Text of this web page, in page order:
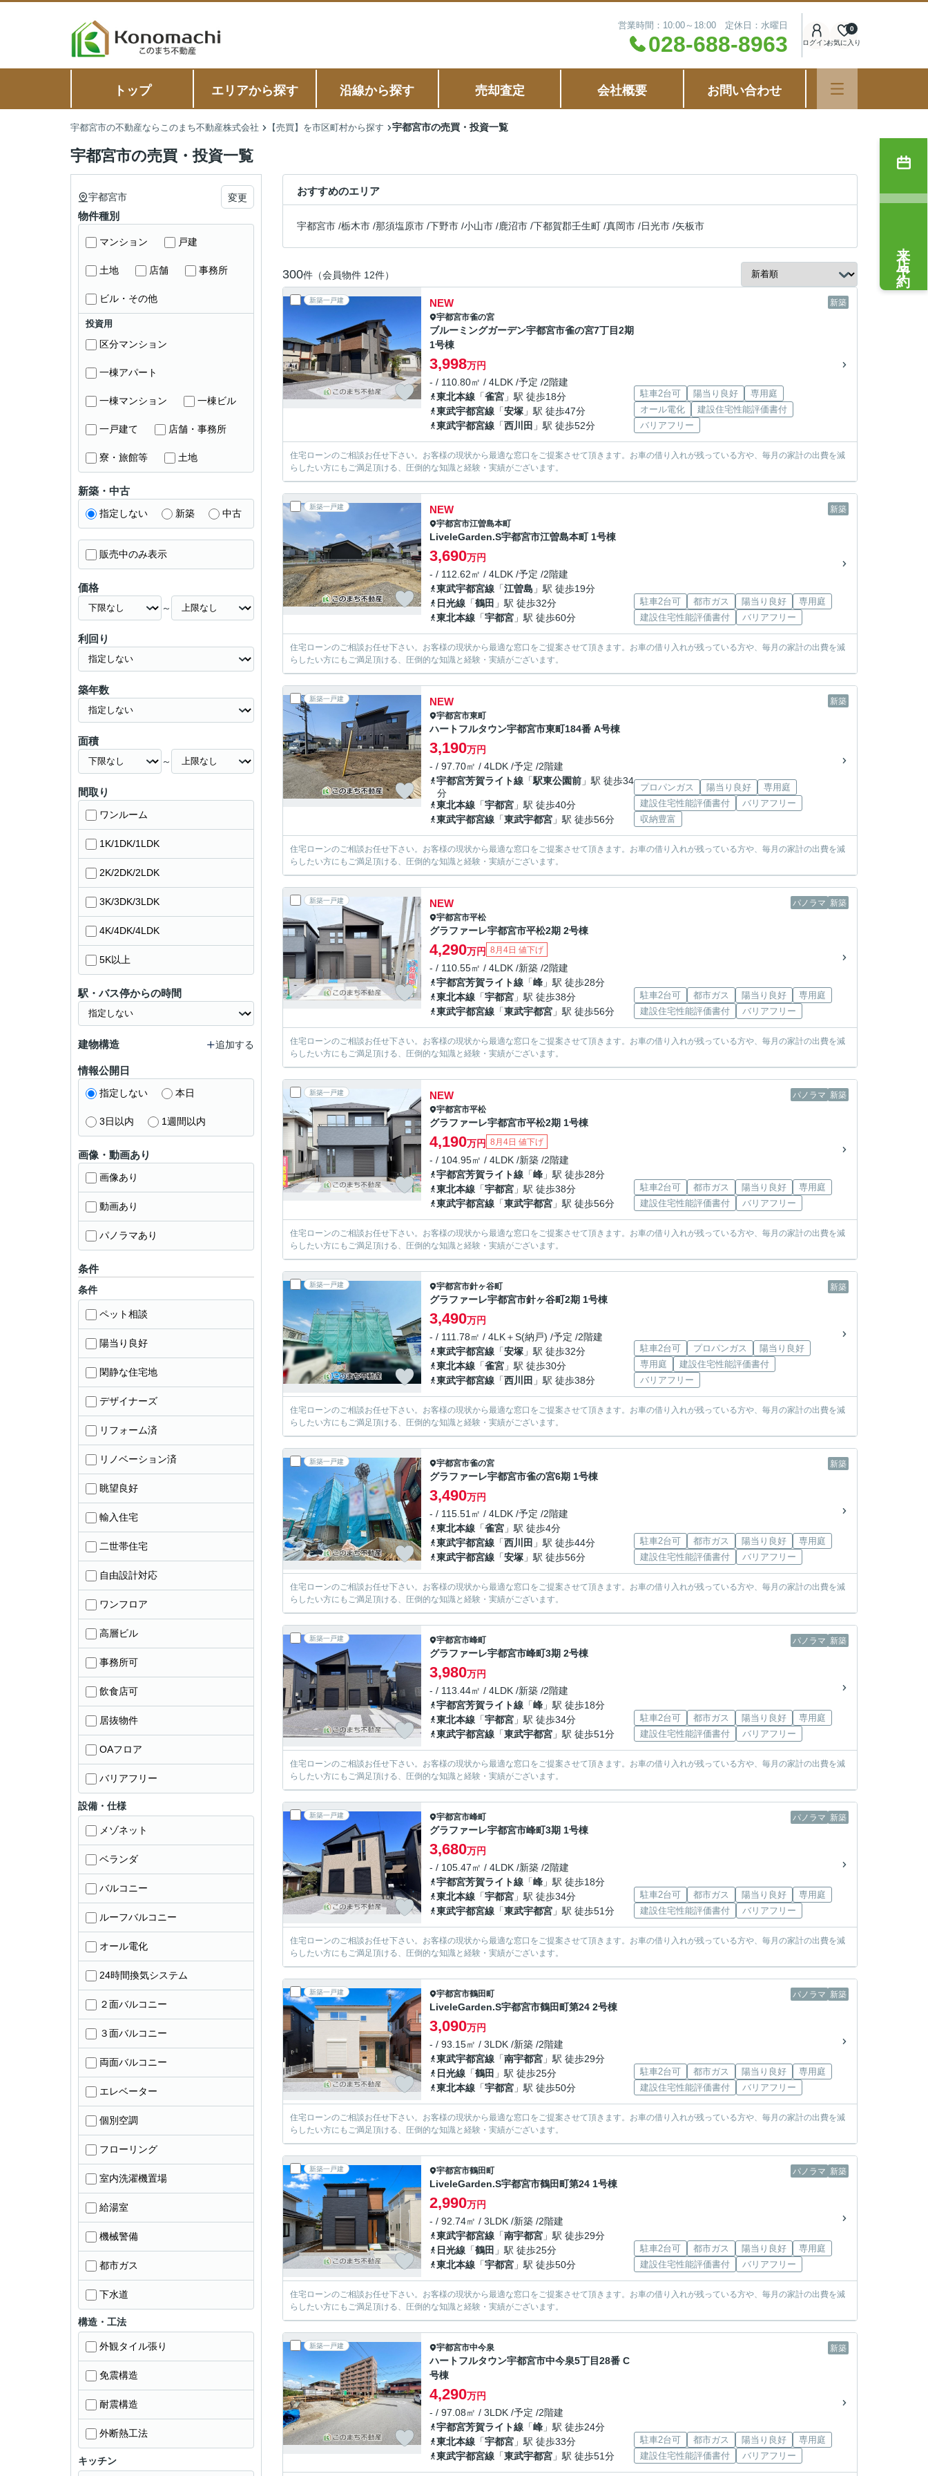
営業時間：10:00～18:00 定休日：水曜日
028-688-8963 ログインお気に入り
0
トップ エリアから探す 沿線から探す 売却査定 会社概要 お問い合わせ
宇都宮市の不動産ならこのまち不動産株式会社 【売買】を市区町村から探す 宇都宮市の売買・投資一覧
宇都宮市の売買・投資一覧
おすすめのエリア
宇都宮市 /栃木市 /那須塩原市 /下野市 /小山市 /鹿沼市 /下都賀郡壬生町 /真岡市 /日光市 /矢板市
300件（会員物件 12件）
新築一戸建 新築
NEW
宇都宮市雀の宮
ブルーミングガーデン宇都宮市雀の宮7丁目2期
1号棟
3,998万円
- / 110.80㎡ / 4LDK /予定 /2階建
東北本線 「雀宮 」駅 徒歩18分
東武宇都宮線 「安塚 」駅 徒歩47分
東武宇都宮線 「西川田 」駅 徒歩52分
駐車2台可 陽当り良好
専用庭
オール電化
建設住宅性能評価書付
バリアフリー
住宅ローンのご相談お任せ下さい。お客様の現状から最適な窓口をご提案させて頂きます。お車の借り入れが残っている方や、毎月の家計の出費を減
らしたい方にもご満足頂ける、圧倒的な知識と経験・実績がございます。
新築一戸建 新築
NEW
宇都宮市江曽島本町
LiveleGarden.S宇都宮市江曽島本町 1号棟
3,690万円
- / 112.62㎡ / 4LDK /予定 /2階建
東武宇都宮線 「江曽島 」駅 徒歩19分
日光線 「鶴田 」駅 徒歩32分
東北本線 「宇都宮 」駅 徒歩60分
駐車2台可 都市ガス 陽当り良好
専用庭
建設住宅性能評価書付
バリアフリー
住宅ローンのご相談お任せ下さい。お客様の現状から最適な窓口をご提案させて頂きます。お車の借り入れが残っている方や、毎月の家計の出費を減
らしたい方にもご満足頂ける、圧倒的な知識と経験・実績がございます。
新築一戸建 新築
NEW
宇都宮市東町
ハートフルタウン宇都宮市東町184番 A号棟
3,190万円
- / 97.70㎡ / 4LDK /予定 /2階建
宇都宮芳賀ライト線 「駅東公園前 」駅 徒歩34
分
東北本線 「宇都宮 」駅 徒歩40分
東武宇都宮線 「東武宇都宮 」駅 徒歩56分
プロパンガス 陽当り良好
専用庭
建設住宅性能評価書付
バリアフリー
収納豊富
住宅ローンのご相談お任せ下さい。お客様の現状から最適な窓口をご提案させて頂きます。お車の借り入れが残っている方や、毎月の家計の出費を減
らしたい方にもご満足頂ける、圧倒的な知識と経験・実績がございます。
新築一戸建 パノラマ 新築
NEW
宇都宮市平松
グラファーレ宇都宮市平松2期 2号棟
4,290万円 8月4日 値下げ
- / 110.55㎡ / 4LDK /新築 /2階建
宇都宮芳賀ライト線 「峰 」駅 徒歩28分
東北本線 「宇都宮 」駅 徒歩38分
東武宇都宮線 「東武宇都宮 」駅 徒歩56分
駐車2台可 都市ガス 陽当り良好
専用庭
建設住宅性能評価書付
バリアフリー
住宅ローンのご相談お任せ下さい。お客様の現状から最適な窓口をご提案させて頂きます。お車の借り入れが残っている方や、毎月の家計の出費を減
らしたい方にもご満足頂ける、圧倒的な知識と経験・実績がございます。
新築一戸建 パノラマ 新築
NEW
宇都宮市平松
グラファーレ宇都宮市平松2期 1号棟
4,190万円 8月4日 値下げ
- / 104.95㎡ / 4LDK /新築 /2階建
宇都宮芳賀ライト線 「峰 」駅 徒歩28分
東北本線 「宇都宮 」駅 徒歩38分
東武宇都宮線 「東武宇都宮 」駅 徒歩56分
駐車2台可 都市ガス 陽当り良好
専用庭
建設住宅性能評価書付
バリアフリー
住宅ローンのご相談お任せ下さい。お客様の現状から最適な窓口をご提案させて頂きます。お車の借り入れが残っている方や、毎月の家計の出費を減
らしたい方にもご満足頂ける、圧倒的な知識と経験・実績がございます。
新築一戸建 新築
宇都宮市針ヶ谷町
グラファーレ宇都宮市針ヶ谷町2期 1号棟
3,490万円
- / 111.78㎡ / 4LK＋S(納戸) /予定 /2階建
東武宇都宮線 「安塚 」駅 徒歩32分
東北本線 「雀宮 」駅 徒歩30分
東武宇都宮線 「西川田 」駅 徒歩38分
駐車2台可 プロパンガス
陽当り良好
専用庭
建設住宅性能評価書付
バリアフリー
住宅ローンのご相談お任せ下さい。お客様の現状から最適な窓口をご提案させて頂きます。お車の借り入れが残っている方や、毎月の家計の出費を減
らしたい方にもご満足頂ける、圧倒的な知識と経験・実績がございます。
新築一戸建 新築
宇都宮市雀の宮
グラファーレ宇都宮市雀の宮6期 1号棟
3,490万円
- / 115.51㎡ / 4LDK /予定 /2階建
東北本線 「雀宮 」駅 徒歩4分
東武宇都宮線 「西川田 」駅 徒歩44分
東武宇都宮線 「安塚 」駅 徒歩56分
駐車2台可 都市ガス 陽当り良好
専用庭
建設住宅性能評価書付
バリアフリー
住宅ローンのご相談お任せ下さい。お客様の現状から最適な窓口をご提案させて頂きます。お車の借り入れが残っている方や、毎月の家計の出費を減
らしたい方にもご満足頂ける、圧倒的な知識と経験・実績がございます。
新築一戸建 パノラマ 新築
宇都宮市峰町
グラファーレ宇都宮市峰町3期 2号棟
3,980万円
- / 113.44㎡ / 4LDK /新築 /2階建
宇都宮芳賀ライト線 「峰 」駅 徒歩18分
東北本線 「宇都宮 」駅 徒歩34分
東武宇都宮線 「東武宇都宮 」駅 徒歩51分
駐車2台可 都市ガス 陽当り良好
専用庭
建設住宅性能評価書付
バリアフリー
住宅ローンのご相談お任せ下さい。お客様の現状から最適な窓口をご提案させて頂きます。お車の借り入れが残っている方や、毎月の家計の出費を減
らしたい方にもご満足頂ける、圧倒的な知識と経験・実績がございます。
新築一戸建 パノラマ 新築
宇都宮市峰町
グラファーレ宇都宮市峰町3期 1号棟
3,680万円
- / 105.47㎡ / 4LDK /新築 /2階建
宇都宮芳賀ライト線 「峰 」駅 徒歩18分
東北本線 「宇都宮 」駅 徒歩34分
東武宇都宮線 「東武宇都宮 」駅 徒歩51分
駐車2台可 都市ガス 陽当り良好
専用庭
建設住宅性能評価書付
バリアフリー
住宅ローンのご相談お任せ下さい。お客様の現状から最適な窓口をご提案させて頂きます。お車の借り入れが残っている方や、毎月の家計の出費を減
らしたい方にもご満足頂ける、圧倒的な知識と経験・実績がございます。
新築一戸建 パノラマ 新築
宇都宮市鶴田町
LiveleGarden.S宇都宮市鶴田町第24 2号棟
3,090万円
- / 93.15㎡ / 3LDK /新築 /2階建
東武宇都宮線 「南宇都宮 」駅 徒歩29分
日光線 「鶴田 」駅 徒歩25分
東北本線 「宇都宮 」駅 徒歩50分
駐車2台可 都市ガス 陽当り良好
専用庭
建設住宅性能評価書付
バリアフリー
住宅ローンのご相談お任せ下さい。お客様の現状から最適な窓口をご提案させて頂きます。お車の借り入れが残っている方や、毎月の家計の出費を減
らしたい方にもご満足頂ける、圧倒的な知識と経験・実績がございます。
新築一戸建 パノラマ 新築
宇都宮市鶴田町
LiveleGarden.S宇都宮市鶴田町第24 1号棟
2,990万円
- / 92.74㎡ / 3LDK /新築 /2階建
東武宇都宮線 「南宇都宮 」駅 徒歩29分
日光線 「鶴田 」駅 徒歩25分
東北本線 「宇都宮 」駅 徒歩50分
駐車2台可 都市ガス 陽当り良好
専用庭
建設住宅性能評価書付
バリアフリー
住宅ローンのご相談お任せ下さい。お客様の現状から最適な窓口をご提案させて頂きます。お車の借り入れが残っている方や、毎月の家計の出費を減
らしたい方にもご満足頂ける、圧倒的な知識と経験・実績がございます。
新築一戸建 新築
宇都宮市中今泉
ハートフルタウン宇都宮市中今泉5丁目28番 C
号棟
4,290万円
- / 97.08㎡ / 3LDK /予定 /2階建
宇都宮芳賀ライト線 「峰 」駅 徒歩24分
東北本線 「宇都宮 」駅 徒歩33分
東武宇都宮線 「東武宇都宮 」駅 徒歩51分
駐車2台可 都市ガス 陽当り良好
専用庭
建設住宅性能評価書付
バリアフリー
宇都宮市 変更
物件種別
マンション 戸建
土地 店舗 事務所
ビル・その他
投資用
区分マンション
一棟アパート
一棟マンション 一棟ビル
一戸建て 店舗・事務所
寮・旅館等 土地
新築・中古
指定しない 新築 中古
販売中のみ表示
価格
～
利回り
築年数
面積
～
間取り
ワンルーム
1K/1DK/1LDK
2K/2DK/2LDK
3K/3DK/3LDK
4K/4DK/4LDK
5K以上
駅・バス停からの時間
建物構造 追加する
情報公開日
指定しない 本日
3日以内 1週間以内
画像・動画あり
画像あり
動画あり
パノラマあり
条件
条件
ペット相談
陽当り良好
閑静な住宅地
デザイナーズ
リフォーム済
リノベーション済
眺望良好
輸入住宅
二世帯住宅
自由設計対応
ワンフロア
高層ビル
事務所可
飲食店可
居抜物件
OAフロア
バリアフリー
設備・仕様
メゾネット
ベランダ
バルコニー
ルーフバルコニー
オール電化
24時間換気システム
２面バルコニー
３面バルコニー
両面バルコニー
エレベーター
個別空調
フローリング
室内洗濯機置場
給湯室
機械警備
都市ガス
下水道
構造・工法
外観タイル張り
免震構造
耐震構造
外断熱工法
キッチン
来店予約